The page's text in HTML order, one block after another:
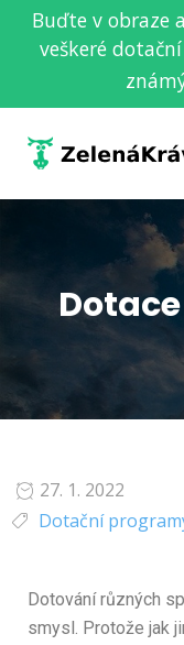
Buďte v obraze
veškeré
27. 1. 2022
Dotační
Dotování různých
smysl. Protože jak